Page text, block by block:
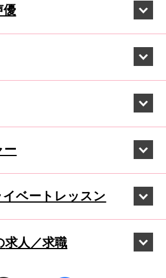
優
ー
ベートレッスン
求人／求職